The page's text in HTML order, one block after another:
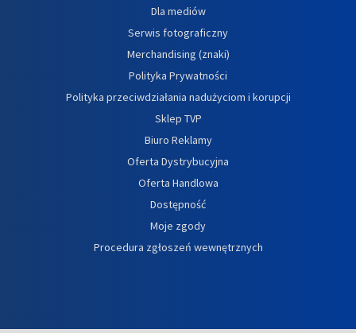
Dla mediów
Serwis fotograficzny
Merchandising (znaki)
Polityka Prywatności
Polityka przeciwdziałania nadużyciom i korupcji
Sklep TVP
Biuro Reklamy
Oferta Dystrybucyjna
Oferta Handlowa
Dostępność
Moje zgody
Procedura zgłoszeń wewnętrznych